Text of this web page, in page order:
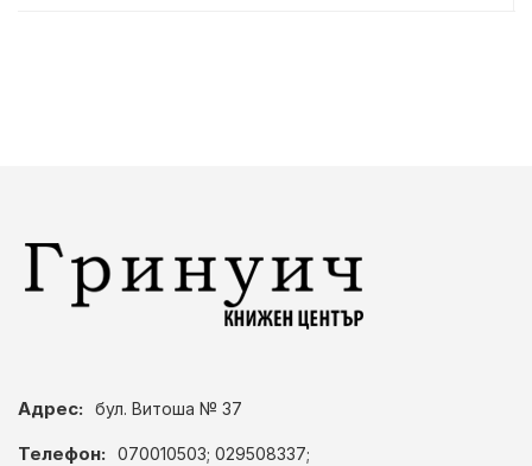
Адрес: бул. Витоша № 37
Телефон: 070010503; 029508337;